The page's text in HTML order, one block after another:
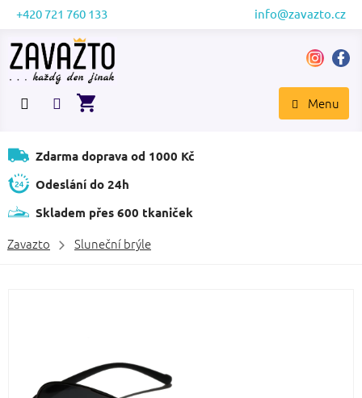
Přejít
obsah
+420 721 760 133 info@zavazto.cz
NÁKUPNÍ
Zdarma doprava od 1000 Kč
Odeslání do 24h
Skladem přes 600 tkaniček
Zavazto Sluneční brýle